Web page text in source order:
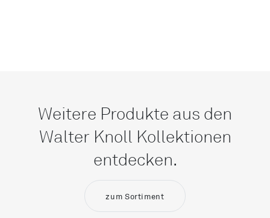
Weitere Produkte aus den
Walter Knoll Kollektionen
entdecken.
zum Sortiment